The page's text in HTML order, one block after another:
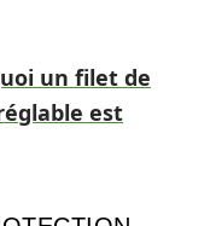
un filet de
est